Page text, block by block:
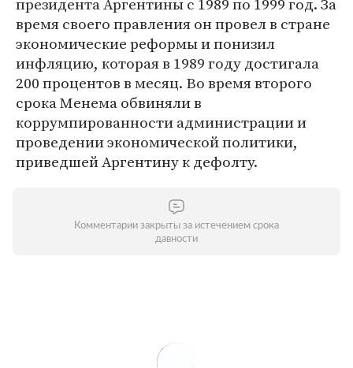
время своего правления он провел в стране
экономические реформы и понизил
инфляцию, которая в 1989 году достигала
200 процентов в месяц. Во время второго
срока Менема обвиняли в
коррумпированности администрации и
проведении экономической политики,
приведшей Аргентину к дефолту.
Комментарии закрыты за истечением срока
давности